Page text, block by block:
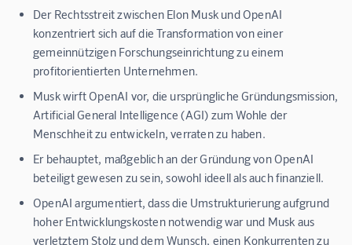
Der Rechtsstreit zwischen Elon Musk und OpenAI
konzentriert sich auf die Transformation von einer
gemeinnützigen Forschungseinrichtung zu einem
profitorientierten Unternehmen.
Musk wirft OpenAI vor, die ursprüngliche Gründungsmission,
Artificial General Intelligence (AGI) zum Wohle der
Menschheit zu entwickeln, verraten zu haben.
Er behauptet, maßgeblich an der Gründung von OpenAI
beteiligt gewesen zu sein, sowohl ideell als auch finanziell.
OpenAI argumentiert, dass die Umstrukturierung aufgrund
hoher Entwicklungskosten notwendig war und Musk aus
verletztem Stolz und dem Wunsch, einen Konkurrenten zu